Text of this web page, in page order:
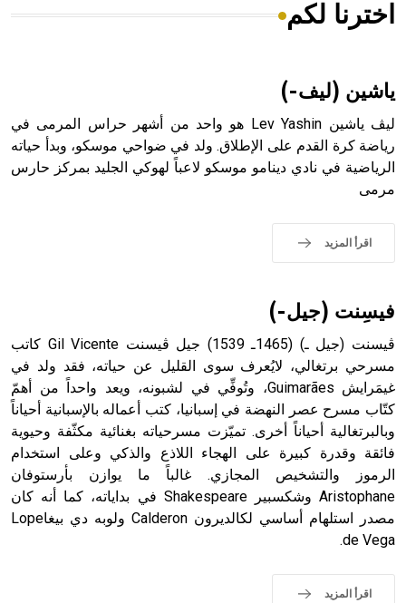
هل تعلم أن الأبسيد كلمة فرنسية اللفظ تم اعتمادها مصطلحاً
- هل تعلم أن أبجر Abgar اسم معروف جيداً يعود إلى عدد من
sign تكتب منفصلة غير متصلة، وتعتمد المبدأ الأكوروفوني،
حيث تقتصر القيمة الصوتية للعلامة الك
اخترنا لكم
ياشين (ليف-)
ليڤ ياشين Lev Yashin هو واحد من أشهر حراس المرمى في
رياضة كرة القدم على الإطلاق. ولد في ضواحي موسكو، وبدأ حياته
الرياضية في نادي دينامو موسكو لاعباً لهوكي الجليد بمركز حارس
مرمى
اقرأ المزيد
فيسِنت (جيل-)
ڤيسنت (جيل ـ) (1465ـ 1539) جيل ڤيسنت Gil Vicente كاتب
مسرحي برتغالي، لايُعرف سوى القليل عن حياته، فقد ولد في
غيمَرايش Guimarães، وتُوفِّي في لشبونه، ويعد واحداً من أهمّ
كتّاب مسرح عصر النهضة في إسبانيا، كتب أعماله بالإسبانية أحياناً
وبالبرتغالية أحياناً أخرى. تميّزت مسرحياته بغنائية مكثّفة وحيوية
فائقة وقدرة كبيرة على الهجاء اللاذع والذكي وعلى استخدام
الرموز والتشخيص المجازي. غالباً ما يوازن بأرستوفان
Aristophane وشكسبير Shakespeare في بداياته، كما أنه كان
مصدر استلهام أساسي لكالديرون Calderon ولوبه دي بيغاLope
de Vega.
اقرأ المزيد